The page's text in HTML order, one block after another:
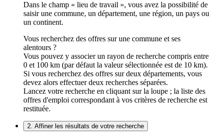
Dans le champ « lieu de travail », vous avez la possibilité de
saisir une commune, un département, une région, un pays ou
un continent.
Vous recherchez des offres sur une commune et ses
alentours ?
Vous pouvez y associer un rayon de recherche compris entre
0 et 100 km (par défaut la valeur sélectionnée est de 10 km).
Si vous recherchez des offres sur deux départements, vous
devez alors effectuer deux recherches séparées.
Lancez votre recherche en cliquant sur la loupe ; la liste des
offres d'emploi correspondant à vos critères de recherche est
restituée.
2. Affiner les résultats de votre recherche